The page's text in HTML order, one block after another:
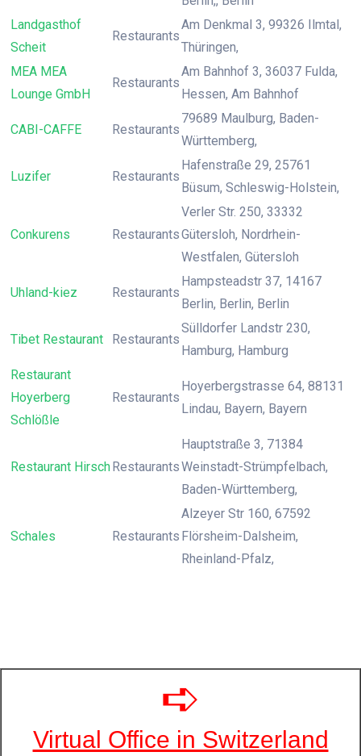
Landgasthof
Scheit
Restaurants
Am Denkmal 3, 99326 Ilmtal,
Thüringen,
MEA MEA
Lounge GmbH
Restaurants
Am Bahnhof 3, 36037 Fulda,
Hessen, Am Bahnhof
CABI-CAFFE Restaurants
79689 Maulburg, Baden-
Württemberg,
Luzifer Restaurants
Hafenstraße 29, 25761
Büsum, Schleswig-Holstein,
Conkurens Restaurants
Verler Str. 250, 33332
Gütersloh, Nordrhein-
Westfalen, Gütersloh
Uhland-kiez Restaurants
Hampsteadstr 37, 14167
Berlin, Berlin, Berlin
Tibet Restaurant Restaurants
Sülldorfer Landstr 230,
Hamburg, Hamburg
Restaurant
Hoyerberg
Schlößle
Restaurants
Hoyerbergstrasse 64, 88131
Lindau, Bayern, Bayern
Restaurant HirschRestaurants
Hauptstraße 3, 71384
Weinstadt-Strümpfelbach,
Baden-Württemberg,
Schales Restaurants
Alzeyer Str 160, 67592
Flörsheim-Dalsheim,
Rheinland-Pfalz,